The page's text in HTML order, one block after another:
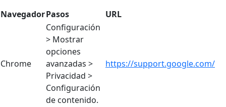
NavegadorPasos URL
Chrome
Configuración
> Mostrar
opciones
avanzadas >
Privacidad >
Configuración
de contenido.
https://support.google.com/